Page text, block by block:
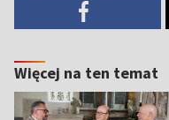
Więcej na ten temat